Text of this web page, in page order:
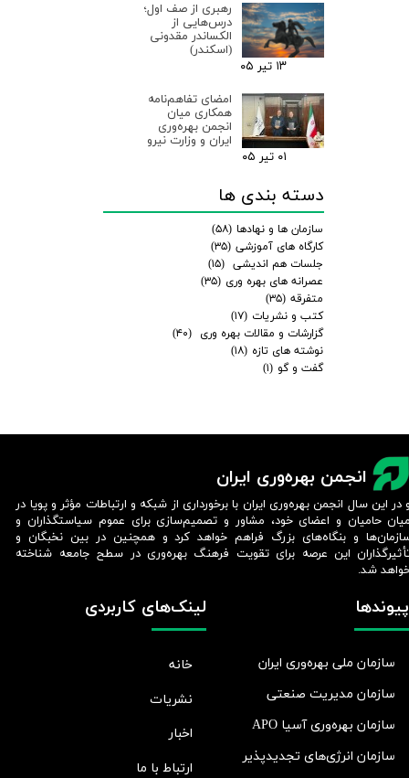
رهبری از صف اول؛
درس‌هایی از
الکساندر مقدونی
(اسکندر)
۱۳ تیر ۰۵
امضای تفاهم‌نامه
همکاری میان
انجمن بهره‌وری
ایران و وزارت نیرو
۰۱ تیر ۰۵
دسته بندی ها
سازمان ها و نهادها (۵۸)
کارگاه های آموزشی (۳۵)
جلسات هم اندیشی (۱۵)
عصرانه های بهره وری (۳۵)
متفرقه (۳۵)
کتب و نشریات (۱۷)
گزارشات و مقالات بهره وری
(۴۰)
نوشته های تازه (۱۸)
گفت و گو (۱)
انجمن بهره‌وری ایران
لینک‌های کاربردی
خانه
نشریات
اخبار
ارتباط با ما
پیوندها
سازمان ملی بهره‌وری ایران
سازمان مدیریت صنعتی
سازمان بهره‌وری آسیا APO
سازمان انرژی‌های تجدیدپذیر
در این سال انجمن بهره‌وری ایران با برخورداری از شبکه و ارتباطات مؤثر و پویا در
حامیان و اعضای خود، مشاور و تصمیم‌سازی برای عموم سیاستگذاران و
و بنگاه‌های بزرگ فراهم خواهد کرد و همچنین در بین نخبگان و
این عرصه برای تقویت فرهنگ بهره‌وری در سطح جامعه شناخته
شد.​​​​​​​